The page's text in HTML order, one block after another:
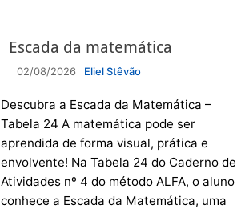
Escada da matemática
02/08/2026 Eliel Stêvão
Descubra a Escada da Matemática –
Tabela 24 A matemática pode ser
aprendida de forma visual, prática e
envolvente! Na Tabela 24 do Caderno de
Atividades nº 4 do método ALFA, o aluno
conhece a Escada da Matemática, uma